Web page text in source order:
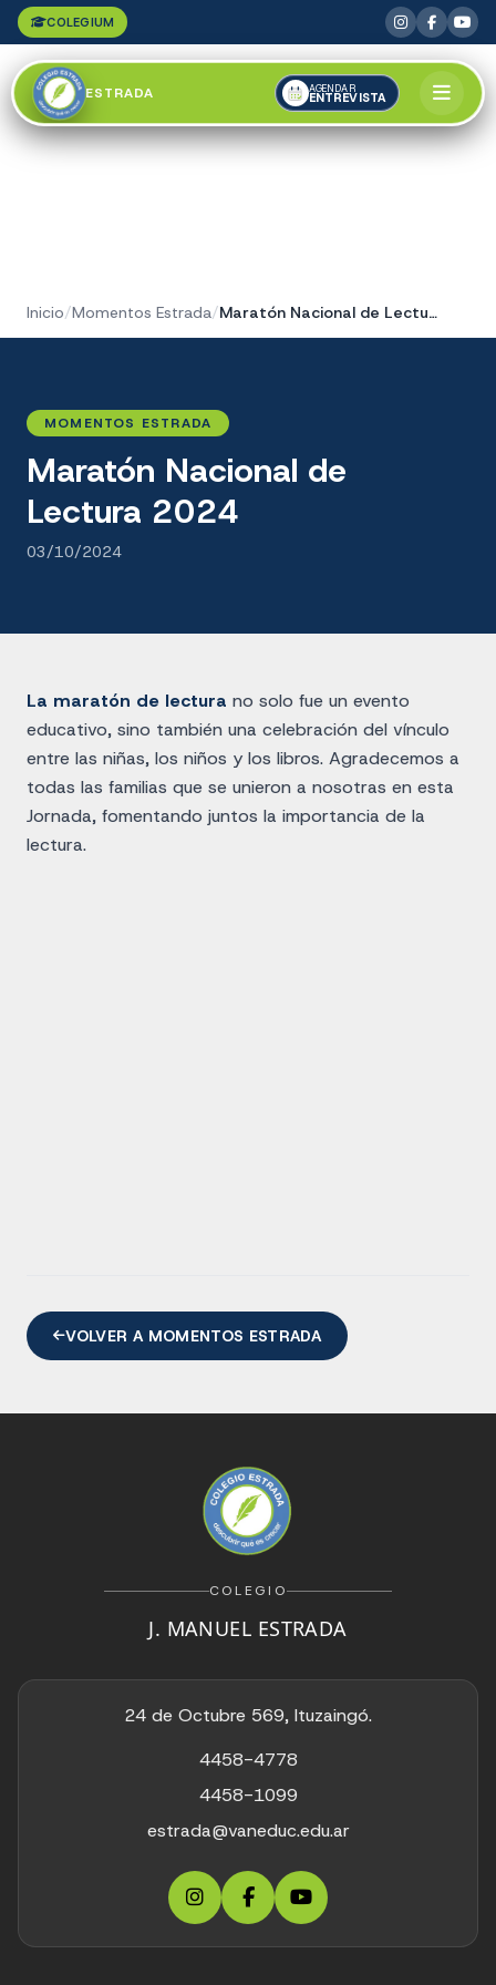
COLEGIUM
ESTRADA AGENDAR
ENTREVISTA
Inicio/Momentos Estrada/ Maratón Nacional de Lectura 2024
MOMENTOS ESTRADA
Maratón Nacional de
Lectura 2024
03/10/2024
La maratón de lectura no solo fue un evento
educativo, sino también una celebración del vínculo
entre las niñas, los niños y los libros. Agradecemos a
todas las familias que se unieron a nosotras en esta
Jornada, fomentando juntos la importancia de la
lectura.
VOLVER A MOMENTOS ESTRADA
COLEGIO
J. MANUEL ESTRADA
24 de Octubre 569, Ituzaingó.
4458-4778
4458-1099
estrada@vaneduc.edu.ar